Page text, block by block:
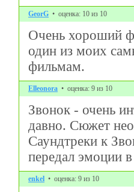
GeorG • оценка: 10 из 10
Очень хороший
один из моих
фильмам.
Elleonora • оценка: 9 из 10
Звонок - очень
давно. Сюжет
Саундтреки к
передал эмоции
enkel • оценка: 9 из 10